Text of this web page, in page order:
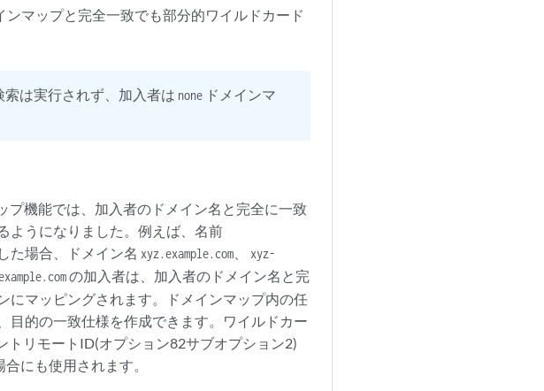
マップと完全一致でも部分的ワイルドカード
は実行されず、加入者は none ドメインマ
プ機能では、加入者のドメイン名と完全に一致
ようになりました。例えば、名前
た場合、ドメイン名 xyz.example.com
xyz-
の加入者は、加入者のドメイン名と完
にマッピングされます。ドメインマップ内の任
目的の一致仕様を作成できます。ワイルドカー
トリモートID(オプション82サブオプション2)
にも使用されます。